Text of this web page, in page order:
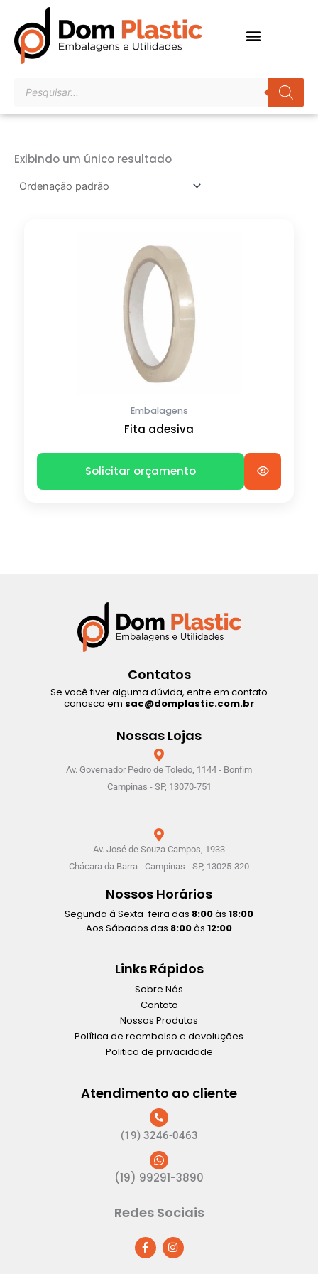
para
conteúdo
produtos
Exibindo um único resultado
Embalagens
Fita adesiva
Solicitar orçamento
Contatos
Se você tiver alguma dúvida, entre em contato
conosco em sac@domplastic.com.br
Nossas Lojas
Av. Governador Pedro de Toledo, 1144 - Bonfim
Campinas - SP, 13070-751
Av. José de Souza Campos, 1933
Chácara da Barra - Campinas - SP, 13025-320
Nossos Horários
Segunda á Sexta-feira das 8:00às 18:00
Aos Sábados das 8:00às 12:00
Links Rápidos
Sobre Nós
Contato
Nossos Produtos
Política de reembolso e devoluções
Politica de privacidade
Atendimento ao cliente
(19) 3246-0463
(19) 99291-3890
Redes Sociais
F
a
c
I
n
s